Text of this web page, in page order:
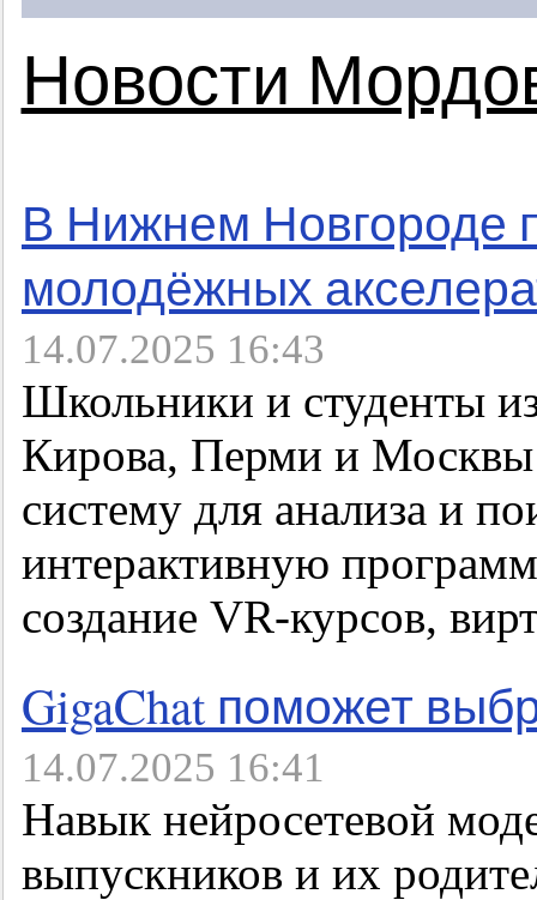
Новости
В Нижнем Новгороде
молодёжных
14.07.2025 16:43
Школьники и студенты
Кирова, Перми и Москвы
систему для анализа и
интерактивную
создание VR-курсов,
GigaChat поможет
14.07.2025 16:41
Навык нейросетевой
выпускников и их